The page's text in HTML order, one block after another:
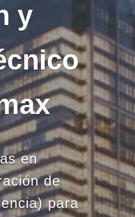
y
en
de
para